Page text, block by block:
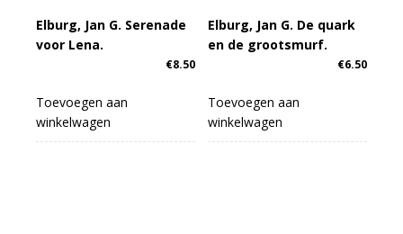
Elburg, Jan G. Serenade
voor Lena.
€8.50
Toevoegen aan
winkelwagen
Elburg, Jan G. De quark
en de grootsmurf.
€6.50
Toevoegen aan
winkelwagen